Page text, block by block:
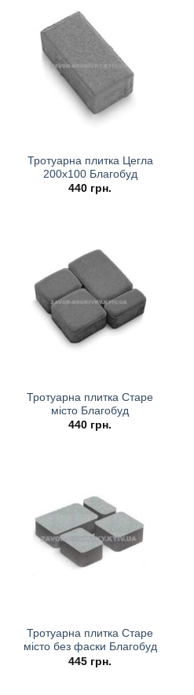
Тротуарна плитка Цегла
200х100 Благобуд
440 грн.
Тротуарна плитка Старе
місто Благобуд
440 грн.
Тротуарна плитка Старе
місто без фаски Благобуд
445 грн.